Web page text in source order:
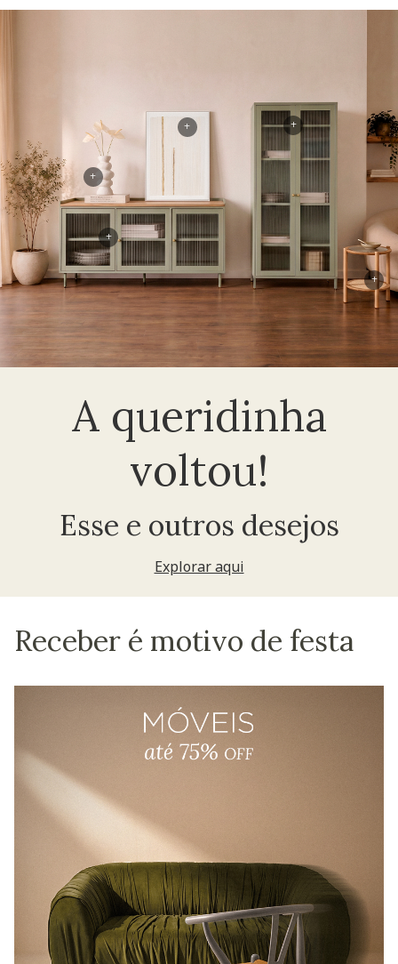
A queridinha
voltou!
Esse e outros desejos
Explorar aqui
+
+
+
+
+
Receber é motivo de festa